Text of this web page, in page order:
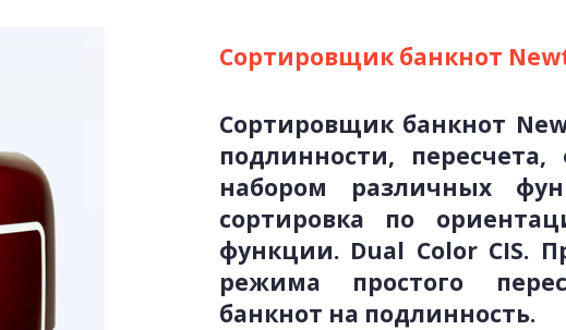
Сортировщик банкнот
Сортировщик банкнот
подлинности,
набором различных
сортировка по
функции. Dual Color CIS.
режима простого
банкнот на подлинность.